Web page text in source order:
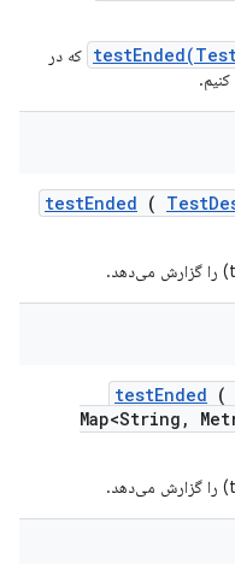
که در
testEnded ( Test
testEnded (
Map<String ,